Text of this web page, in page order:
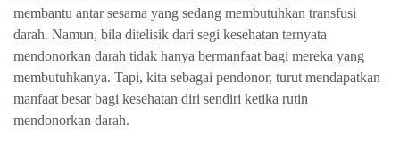
membantu antar sesama yang sedang membutuhkan transfusi
darah. Namun, bila ditelisik dari segi kesehatan ternyata
mendonorkan darah tidak hanya bermanfaat bagi mereka yang
membutuhkanya. Tapi, kita sebagai pendonor, turut mendapatkan
manfaat besar bagi kesehatan diri sendiri ketika rutin
mendonorkan darah.